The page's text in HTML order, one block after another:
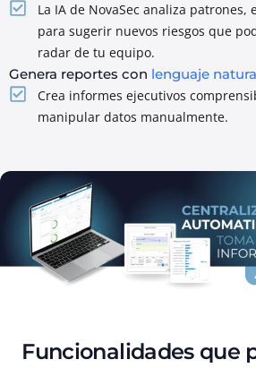
La IA de NovaSec analiza patrones,
para sugerir nuevos riesgos que
radar de tu equipo.
Genera reportes con lenguaje
Crea informes ejecutivos
manipular datos manualmente.
Funcionalidades que